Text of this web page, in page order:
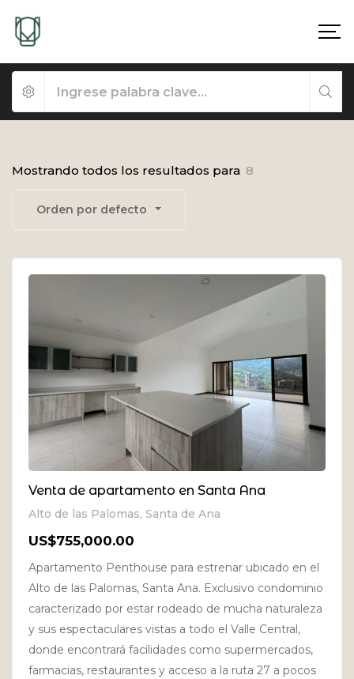
Mostrando todos los resultados para 8
Orden por defecto
Venta de apartamento en Santa Ana
Alto de las Palomas, Santa de Ana
US$755,000.00
Apartamento Penthouse para estrenar ubicado en el
Alto de las Palomas, Santa Ana. Exclusivo condominio
caracterizado por estar rodeado de mucha naturaleza
y sus espectaculares vistas a todo el Valle Central,
donde encontrará facilidades como supermercados,
farmacias, restaurantes y acceso a la ruta 27 a pocos